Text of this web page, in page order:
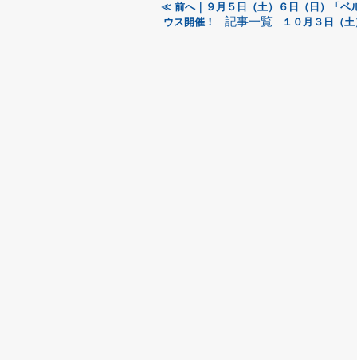
≪ 前へ｜９月５日（土）６日（日）「ベ
ウス開催！
記事一覧 １０月３日（